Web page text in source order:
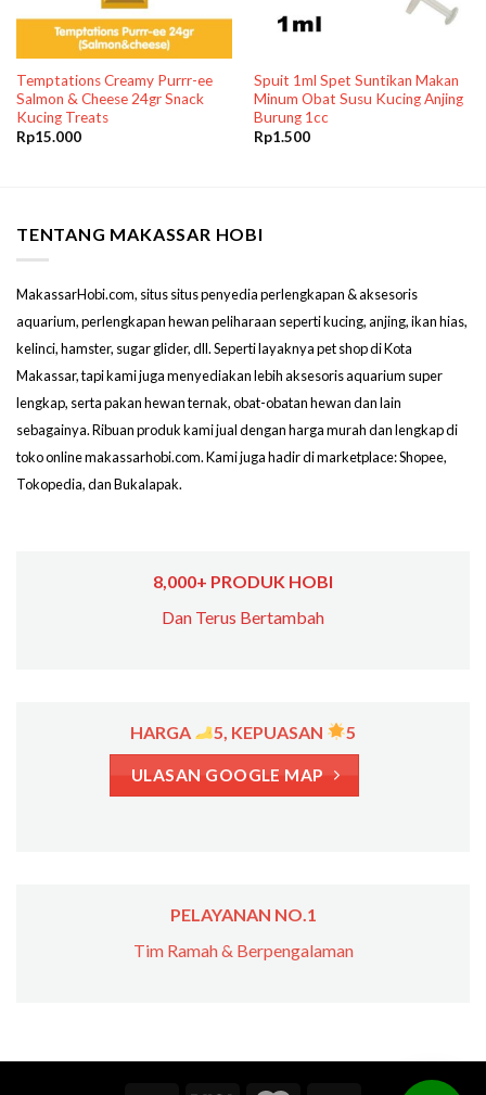
Temptations Creamy Purrr-ee
Salmon & Cheese 24gr Snack
Kucing Treats
Rp15.000
Spuit 1ml Spet Suntikan Makan
Minum Obat Susu Kucing Anjing
Burung 1cc
Rp1.500
TENTANG MAKASSAR HOBI
MakassarHobi.com, situs situs penyedia perlengkapan & aksesoris
aquarium, perlengkapan hewan peliharaan seperti kucing, anjing, ikan hias,
kelinci, hamster, sugar glider, dll. Seperti layaknya pet shop di Kota
Makassar, tapi kami juga menyediakan lebih aksesoris aquarium super
lengkap, serta pakan hewan ternak, obat-obatan hewan dan lain
sebagainya. Ribuan produk kami jual dengan harga murah dan lengkap di
toko online makassarhobi.com. Kami juga hadir di marketplace: Shopee,
Tokopedia, dan Bukalapak.
8,000+ PRODUK HOBI
Dan Terus Bertambah
HARGA 5, KEPUASAN 5
ULASAN GOOGLE MAP
PELAYANAN NO.1
Tim Ramah & Berpengalaman